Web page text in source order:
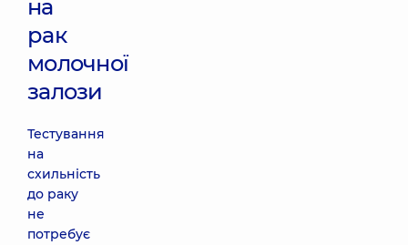
на
рак
молочної
залози
Тестування
на
схильність
до раку
не
потребує